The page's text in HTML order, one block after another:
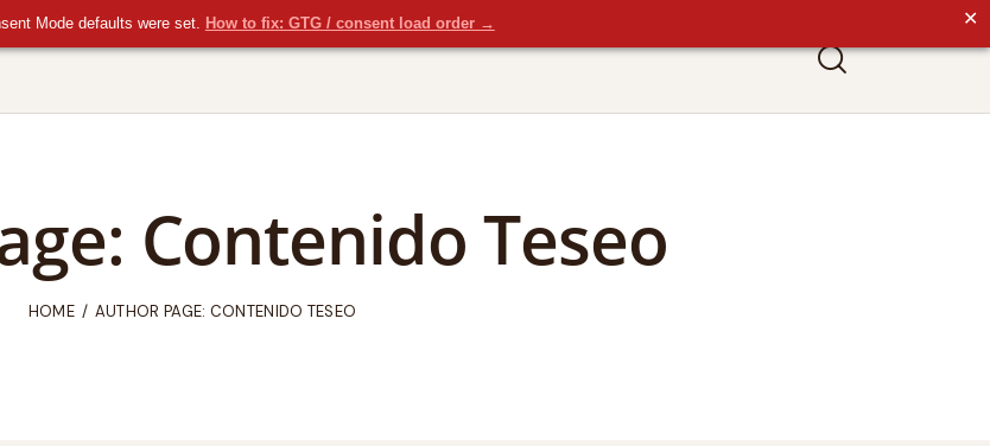
Mode defaults were set. How to fix: GTG / consent load order → ✕
Contenido Teseo
HOME AUTHOR PAGE: CONTENIDO TESEO